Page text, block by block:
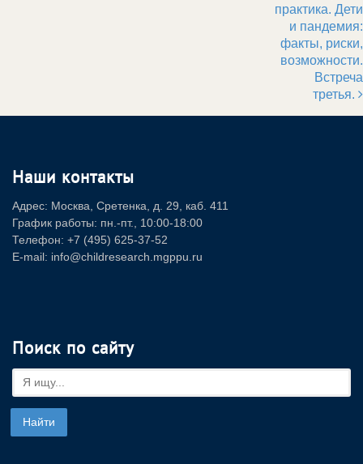
практика. Дети
и пандемия:
факты, риски,
возможности.
Встреча
третья.
Наши контакты
Адрес: Москва, Сретенка, д. 29, каб. 411
График работы: пн.-пт., 10:00-18:00
Телефон: +7 (495) 625-37-52
E-mail: info@childresearch.mgppu.ru
Поиск по сайту